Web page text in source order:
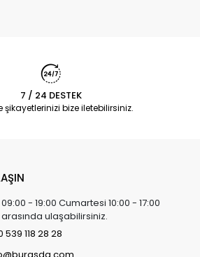
7 / 24 DESTEK
şikayetlerinizi bize iletebilirsiniz.
- 19:00 Cumartesi 10:00 - 17:00
ulaşabilirsiniz.
539 118 28 28